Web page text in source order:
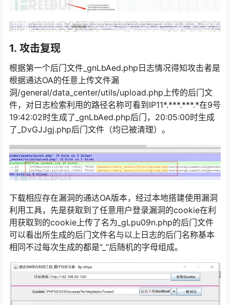
1. 攻击复现
根据第一个后门文件_gnLbAed.php日志情况得知攻击者是
根据通达OA的任意上传文件漏
洞/general/data_center/utils/upload.php上传的后门文
件，对日志检索利用的路径名称可看到IP11*.***.***.*在9号
19:42:02时生成了_gnLbAed.php后门，20:05:00时生成
了_DvGJJgj.php后门文件（均已被清理）。
下载相应存在漏洞的通达OA版本，经过本地搭建使用漏洞
利用工具，先是获取到了任意用户登录漏洞的cookie在利
用获取到的cookie上传了名为_gLpu09n.php的后门文件
可以看出所生成的后门文件名与以上日志的后门名称基本
相同不过每次生成的都是”_”后随机的字母组成。